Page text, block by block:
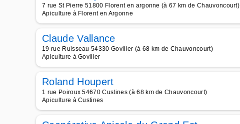
7 rue St Pierre 51800 Florent en argonne (à 67 km de Chauvoncourt)
Apiculture à Florent en Argonne
Claude Vallance
19 rue Ruisseau 54330 Goviller (à 68 km de Chauvoncourt)
Apiculture à Goviller
Roland Houpert
1 rue Poiroux 54670 Custines (à 68 km de Chauvoncourt)
Apiculture à Custines